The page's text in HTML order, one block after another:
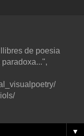
de poesia
▼